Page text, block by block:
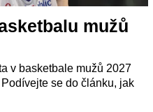
mužů
v basketbale mužů 2027
se do článku, jak